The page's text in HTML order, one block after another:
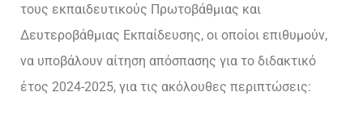
τους εκπαιδευτικούς Πρωτοβάθμιας και
Δευτεροβάθμιας Εκπαίδευσης, οι οποίοι επιθυμούν,
να υποβάλουν αίτηση απόσπασης για το διδακτικό
έτος 2024-2025, για τις ακόλουθες περιπτώσεις: